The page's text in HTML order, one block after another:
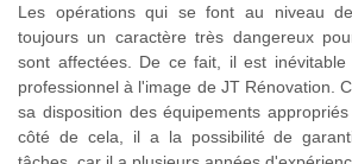
Les opérations qui se font au niveau
toujours un caractère très dangereux
sont affectées. De ce fait, il est
professionnel à l'image de JT Rénovation.
sa disposition des équipements
côté de cela, il a la possibilité de